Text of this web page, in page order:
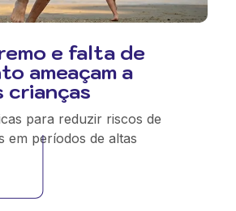
e falta de
ameaçam a
crianças
para reduzir riscos de
em períodos de altas